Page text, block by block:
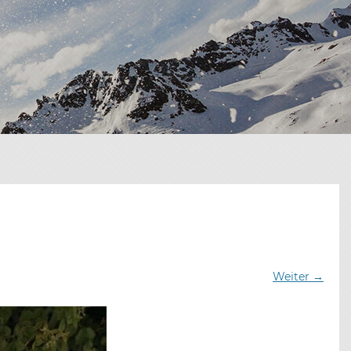
Weiter →